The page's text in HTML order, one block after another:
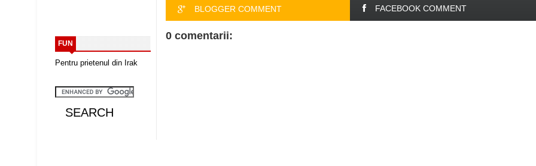
FUN
Pentru prietenul din Irak
BLOGGER COMMENT FACEBOOK COMMENT
0 comentarii: